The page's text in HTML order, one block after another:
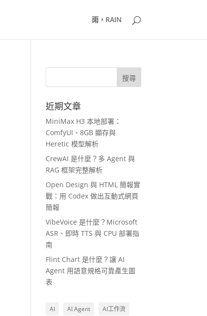
雨，RAIN
近期文章
MiniMax H3 本地部署：
ComfyUI、8GB 顯存與
Heretic 模型解析
CrewAI 是什麼？多 Agent 與
RAG 框架完整解析
Open Design 與 HTML 簡報實
戰：用 Codex 做出互動式網頁
簡報
VibeVoice 是什麼？Microsoft
ASR、即時 TTS 與 CPU 部署指
南
Flint Chart 是什麼？讓 AI
Agent 用語意規格可靠產生圖
表
AI AI Agent
AI工作流